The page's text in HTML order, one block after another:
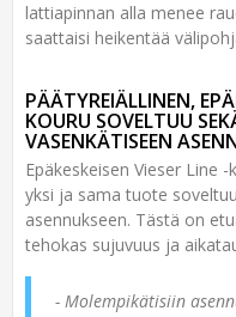
lattiapinnan alla menee
saattaisi heikentää
PÄÄTYREIÄLLINEN,
KOURU SOVELTUU
VASENKÄTISEEN
Epäkeskeisen Vieser Line
yksi ja sama tuote
asennukseen. Tästä on
tehokas sujuvuus ja
- Molempikätisiin